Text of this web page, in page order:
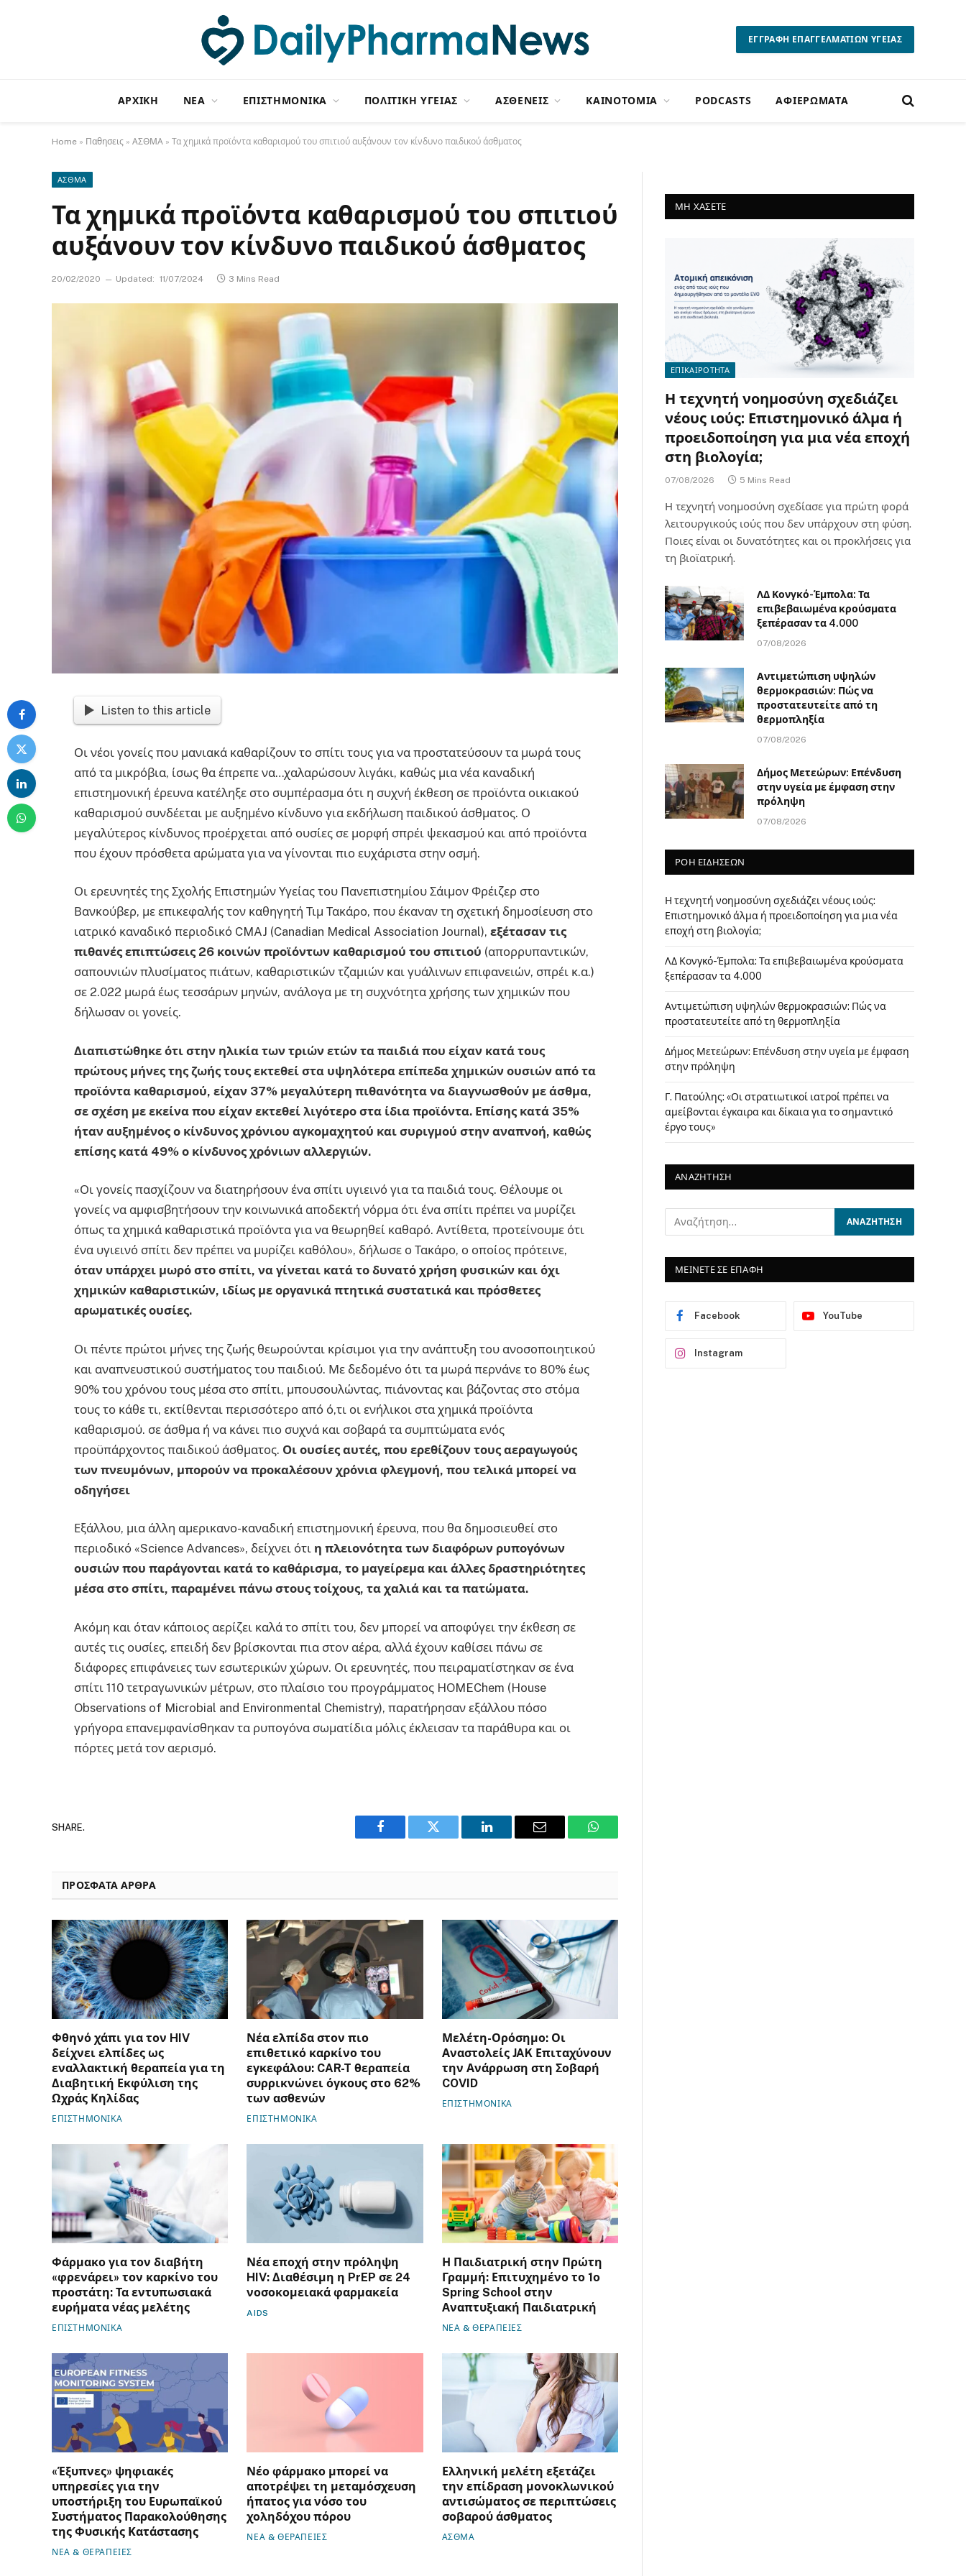
ΕΓΓΡΑΦΗ ΕΠΑΓΓΕΛΜΑΤΙΩΝ ΥΓΕΙΑΣ
ΑΡΧΙΚΗ NΕΑ ΕΠΙΣΤΗΜΟΝΙΚΑ ΠΟΛΙΤΙΚΗ ΥΓΕΙΑΣ ΑΣΘΕΝΕΙΣ ΚΑΙΝΟΤΟΜΙΑ PODCASTS ΑΦΙΕΡΩΜΑΤΑ
Home » Παθησεις » ΑΣΘΜΑ » Τα χημικά προϊόντα καθαρισμού του σπιτιού αυξάνουν τον κίνδυνο παιδικού άσθματος
ΑΣΘΜΑ
Τα χημικά προϊόντα καθαρισμού του σπιτιού
αυξάνουν τον κίνδυνο παιδικού άσθματος
20/02/2020 Updated: 11/07/2024 3 Mins Read
Listen to this article
Οι νέοι γονείς που μανιακά καθαρίζουν το σπίτι τους για να προστατεύσουν τα μωρά τους
από τα μικρόβια, ίσως θα έπρεπε να…χαλαρώσουν λιγάκι, καθώς μια νέα καναδική
επιστημονική έρευνα κατέληξε στο συμπέρασμα ότι η συχνή έκθεση σε προϊόντα οικιακού
καθαρισμού συνδέεται με αυξημένο κίνδυνο για εκδήλωση παιδικού άσθματος. Ο
μεγαλύτερος κίνδυνος προέρχεται από ουσίες σε μορφή σπρέι ψεκασμού και από προϊόντα
που έχουν πρόσθετα αρώματα για να γίνονται πιο ευχάριστα στην οσμή.
Οι ερευνητές της Σχολής Επιστημών Υγείας του Πανεπιστημίου Σάιμον Φρέιζερ στο
Βανκούβερ, με επικεφαλής τον καθηγητή Τιμ Τακάρο, που έκαναν τη σχετική δημοσίευση στο
ιατρικό καναδικό περιοδικό CMAJ (Canadian Medical Association Journal), εξέτασαν τις
πιθανές επιπτώσεις 26 κοινών προϊόντων καθαρισμού του σπιτιού (απορρυπαντικών,
σαπουνιών πλυσίματος πιάτων, καθαριστικών τζαμιών και γυάλινων επιφανειών, σπρέι κ.α.)
σε 2.022 μωρά έως τεσσάρων μηνών, ανάλογα με τη συχνότητα χρήσης των χημικών που
δήλωσαν οι γονείς.
Διαπιστώθηκε ότι στην ηλικία των τριών ετών τα παιδιά που είχαν κατά τους
πρώτους μήνες της ζωής τους εκτεθεί στα υψηλότερα επίπεδα χημικών ουσιών από τα
προϊόντα καθαρισμού, είχαν 37% μεγαλύτερη πιθανότητα να διαγνωσθούν με άσθμα,
σε σχέση με εκείνα που είχαν εκτεθεί λιγότερο στα ίδια προϊόντα. Επίσης κατά 35%
ήταν αυξημένος ο κίνδυνος χρόνιου αγκομαχητού και συριγμού στην αναπνοή, καθώς
επίσης κατά 49% ο κίνδυνος χρόνιων αλλεργιών.
«Οι γονείς πασχίζουν να διατηρήσουν ένα σπίτι υγιεινό για τα παιδιά τους. Θέλουμε οι
γονείς να αμφισβητήσουν την κοινωνικά αποδεκτή νόρμα ότι ένα σπίτι πρέπει να μυρίζει
όπως τα χημικά καθαριστικά προϊόντα για να θεωρηθεί καθαρό. Αντίθετα, προτείνουμε ότι
ένα υγιεινό σπίτι δεν πρέπει να μυρίζει καθόλου», δήλωσε ο Τακάρο, ο οποίος πρότεινε,
όταν υπάρχει μωρό στο σπίτι, να γίνεται κατά το δυνατό χρήση φυσικών και όχι
χημικών καθαριστικών, ιδίως με οργανικά πτητικά συστατικά και πρόσθετες
αρωματικές ουσίες.
Οι πέντε πρώτοι μήνες της ζωής θεωρούνται κρίσιμοι για την ανάπτυξη του ανοσοποιητικού
και αναπνευστικού συστήματος του παιδιού. Με δεδομένο ότι τα μωρά περνάνε το 80% έως
90% του χρόνου τους μέσα στο σπίτι, μπουσουλώντας, πιάνοντας και βάζοντας στο στόμα
τους το κάθε τι, εκτίθενται περισσότερο από ό,τι οι ενήλικοι στα χημικά προϊόντα
καθαρισμού. σε άσθμα ή να κάνει πιο συχνά και σοβαρά τα συμπτώματα ενός
προϋπάρχοντος παιδικού άσθματος. Οι ουσίες αυτές, που ερεθίζουν τους αεραγωγούς
των πνευμόνων, μπορούν να προκαλέσουν χρόνια φλεγμονή, που τελικά μπορεί να
οδηγήσει
Εξάλλου, μια άλλη αμερικανο-καναδική επιστημονική έρευνα, που θα δημοσιευθεί στο
περιοδικό «Science Advances», δείχνει ότι η πλειονότητα των διαφόρων ρυπογόνων
ουσιών που παράγονται κατά το καθάρισμα, το μαγείρεμα και άλλες δραστηριότητες
μέσα στο σπίτι, παραμένει πάνω στους τοίχους, τα χαλιά και τα πατώματα.
Ακόμη και όταν κάποιος αερίζει καλά το σπίτι του, δεν μπορεί να αποφύγει την έκθεση σε
αυτές τις ουσίες, επειδή δεν βρίσκονται πια στον αέρα, αλλά έχουν καθίσει πάνω σε
διάφορες επιφάνειες των εσωτερικών χώρων. Οι ερευνητές, που πειραματίστηκαν σε ένα
σπίτι 110 τετραγωνικών μέτρων, στο πλαίσιο του προγράμματος HOMEChem (House
Observations of Microbial and Environmental Chemistry), παρατήρησαν εξάλλου πόσο
γρήγορα επανεμφανίσθηκαν τα ρυπογόνα σωματίδια μόλις έκλεισαν τα παράθυρα και οι
πόρτες μετά τον αερισμό.
SHARE.
Facebook Twitter LinkedIn Email WhatsApp
ΠΡΟΣΦΑΤΑ ΑΡΘΡΑ
Φθηνό χάπι για τον HIV
δείχνει ελπίδες ως
εναλλακτική θεραπεία για τη
Διαβητική Εκφύλιση της
Ωχράς Κηλίδας
ΕΠΙΣΤΗΜΟΝΙΚΑ
Νέα ελπίδα στον πιο
επιθετικό καρκίνο του
εγκεφάλου: CAR-T θεραπεία
συρρικνώνει όγκους στο 62%
των ασθενών
ΕΠΙΣΤΗΜΟΝΙΚΑ
Μελέτη-Ορόσημο: Οι
Αναστολείς JAK Επιταχύνουν
την Ανάρρωση στη Σοβαρή
COVID
ΕΠΙΣΤΗΜΟΝΙΚΑ
Φάρμακο για τον διαβήτη
«φρενάρει» τον καρκίνο του
προστάτη: Τα εντυπωσιακά
ευρήματα νέας μελέτης
ΕΠΙΣΤΗΜΟΝΙΚΑ
Νέα εποχή στην πρόληψη
HIV: Διαθέσιμη η PrEP σε 24
νοσοκομειακά φαρμακεία
AIDS
Η Παιδιατρική στην Πρώτη
Γραμμή: Επιτυχημένο το 1ο
Spring School στην
Αναπτυξιακή Παιδιατρική
ΝΕΑ & ΘΕΡΑΠΕΙΕΣ
«Έξυπνες» ψηφιακές
υπηρεσίες για την
υποστήριξη του Ευρωπαϊκού
Συστήματος Παρακολούθησης
της Φυσικής Κατάστασης
ΝΕΑ & ΘΕΡΑΠΕΙΕΣ
Νέο φάρμακο μπορεί να
αποτρέψει τη μεταμόσχευση
ήπατος για νόσο του
χοληδόχου πόρου
ΝΕΑ & ΘΕΡΑΠΕΙΕΣ
Ελληνική μελέτη εξετάζει
την επίδραση μονοκλωνικού
αντισώματος σε περιπτώσεις
σοβαρού άσθματος
ΑΣΘΜΑ
ΜΗ ΧΑΣΕΤΕ
ΕΠΙΚΑΙΡΟΤΗΤΑ
Η τεχνητή νοημοσύνη σχεδιάζει
νέους ιούς: Επιστημονικό άλμα ή
προειδοποίηση για μια νέα εποχή
στη βιολογία;
07/08/2026 5 Mins Read
Η τεχνητή νοημοσύνη σχεδίασε για πρώτη φορά
λειτουργικούς ιούς που δεν υπάρχουν στη φύση.
Ποιες είναι οι δυνατότητες και οι προκλήσεις για
τη βιοϊατρική.
ΛΔ Κονγκό-Έμπολα: Τα
επιβεβαιωμένα κρούσματα
ξεπέρασαν τα 4.000
07/08/2026
Αντιμετώπιση υψηλών
θερμοκρασιών: Πώς να
προστατευτείτε από τη
θερμοπληξία
07/08/2026
Δήμος Μετεώρων: Επένδυση
στην υγεία με έμφαση στην
πρόληψη
07/08/2026
ΡΟΗ ΕΙΔΗΣΕΩΝ
Η τεχνητή νοημοσύνη σχεδιάζει νέους ιούς:
Επιστημονικό άλμα ή προειδοποίηση για μια νέα
εποχή στη βιολογία;
ΛΔ Κονγκό-Έμπολα: Τα επιβεβαιωμένα κρούσματα
ξεπέρασαν τα 4.000
Αντιμετώπιση υψηλών θερμοκρασιών: Πώς να
προστατευτείτε από τη θερμοπληξία
Δήμος Μετεώρων: Επένδυση στην υγεία με έμφαση
στην πρόληψη
Γ. Πατούλης: «Οι στρατιωτικοί ιατροί πρέπει να
αμείβονται έγκαιρα και δίκαια για το σημαντικό
έργο τους»
ΑΝΑΖΗΤΗΣΗ
ΜΕΙΝΕΤΕ ΣΕ ΕΠΑΦΗ
Facebook YouTube
Instagram